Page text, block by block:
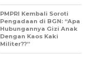
PMPRI Kembali Soroti
Pengadaan di BGN: “Apa
Hubungannya Gizi Anak
Dengan Kaos Kaki
Militer??”